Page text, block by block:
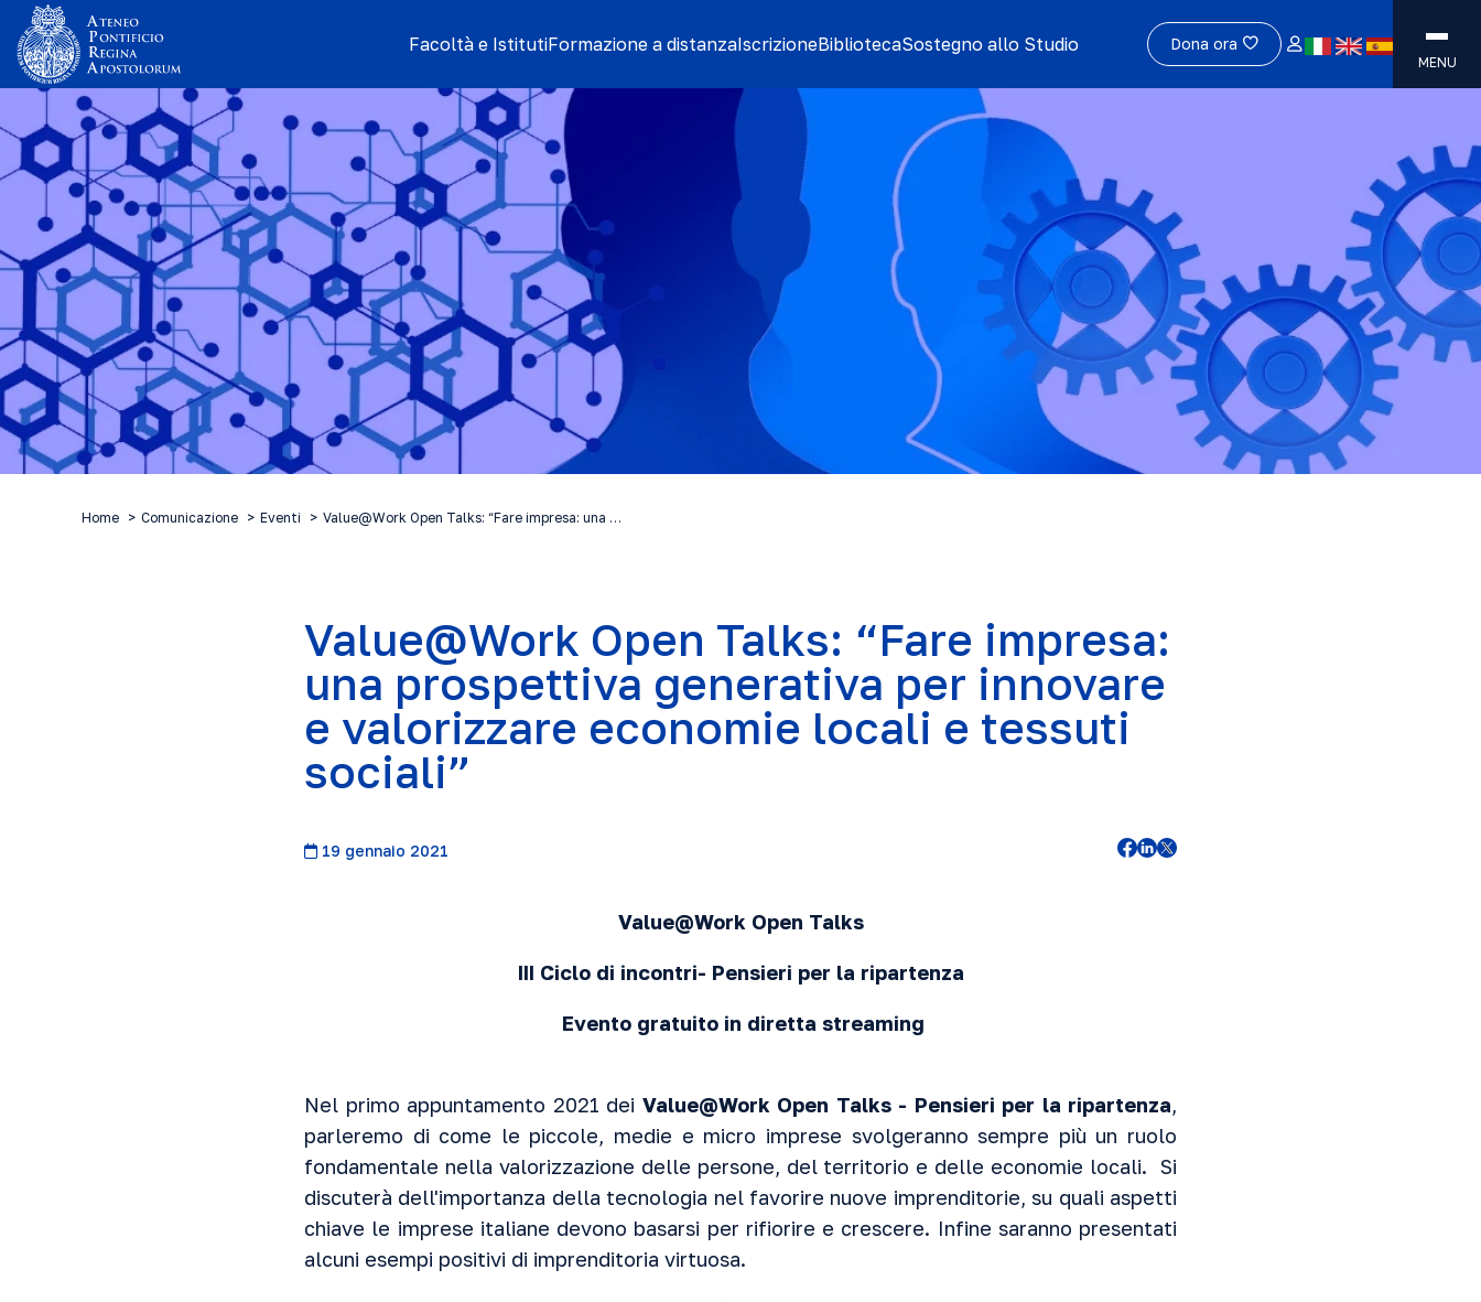
Facoltà e IstitutiFormazione a distanzaIscrizioneBibliotecaSostegno allo Studio Dona ora
MENU
Home Comunicazione Eventi Value@Work Open Talks: “Fare impresa: una …
Value@Work Open Talks: “Fare impresa:
una prospettiva generativa per innovare
e valorizzare economie locali e tessuti
sociali”
19 gennaio 2021
Value@Work Open Talks
III Ciclo di incontri- Pensieri per la ripartenza
Evento gratuito in diretta streaming
Nel primo appuntamento 2021 dei Value@Work Open Talks - Pensieri per la ripartenza,
parleremo di come le piccole, medie e micro imprese svolgeranno sempre più un ruolo
fondamentale nella valorizzazione delle persone, del territorio e delle economie locali. Si
discuterà dell'importanza della tecnologia nel favorire nuove imprenditorie, su quali aspetti
chiave le imprese italiane devono basarsi per rifiorire e crescere. Infine saranno presentati
alcuni esempi positivi di imprenditoria virtuosa.